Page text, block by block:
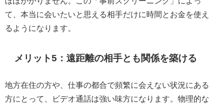
て、本当に会いたいと思える相手だけに時間とお金を使え
るようになります。
メリット5：遠距離の相手とも関係を築ける
地方在住の方や、仕事の都合で頻繁に会えない状況にある
方にとって、ビデオ通話は強い味方になります。物理的な